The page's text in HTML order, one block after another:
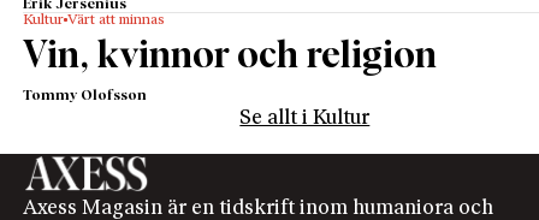
Erik Jersenius
Kultur Värt att minnas
Vin, kvinnor och religion
Tommy Olofsson
Se allt i Kultur
Axess Magasin är en tidskrift inom humaniora och